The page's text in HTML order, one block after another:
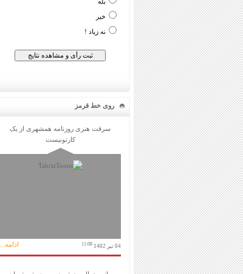
خیر
نه زیاد !
روی خط قرمز
سرقت هنری روزنامه همشهری از یک
کارتونیست
04 تیر 1402 11:08 ادامه...